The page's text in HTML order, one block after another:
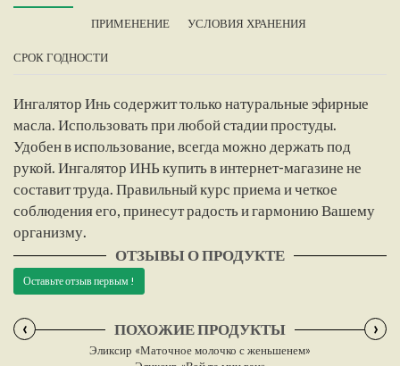
ПРИМЕНЕНИЕ УСЛОВИЯ ХРАНЕНИЯ
СРОК ГОДНОСТИ
Ингалятор Инь содержит только натуральные эфирные
масла. Использовать при любой стадии простуды.
Удобен в использование, всегда можно держать под
рукой. Ингалятор ИНЬ купить в интернет-магазине не
составит труда. Правильный курс приема и четкое
соблюдения его, принесут радость и гармонию Вашему
организму.
ОТЗЫВЫ О ПРОДУКТЕ
Оставьте отзыв первым !
ПОХОЖИЕ ПРОДУКТЫ
‹ ›
Эликсир «Маточное молочко с женьшенем»